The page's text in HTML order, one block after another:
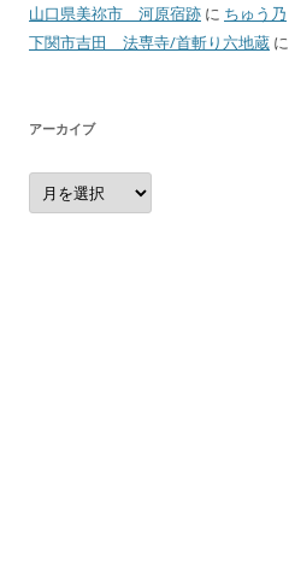
山口県美祢市 河原宿跡 に ちゅう乃
下関市吉田 法専寺/首斬り六地蔵 に
アーカイブ
ア
ー
カ